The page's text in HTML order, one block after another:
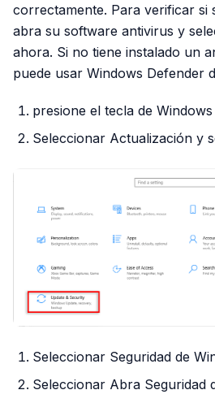
correctamente. Para verificar si
abra su software antivirus y
ahora. Si no tiene instalado un
puede usar Windows Defender
presione el tecla de
Seleccionar Actualización y
Seleccionar Seguridad de
Seleccionar Abra Seguridad